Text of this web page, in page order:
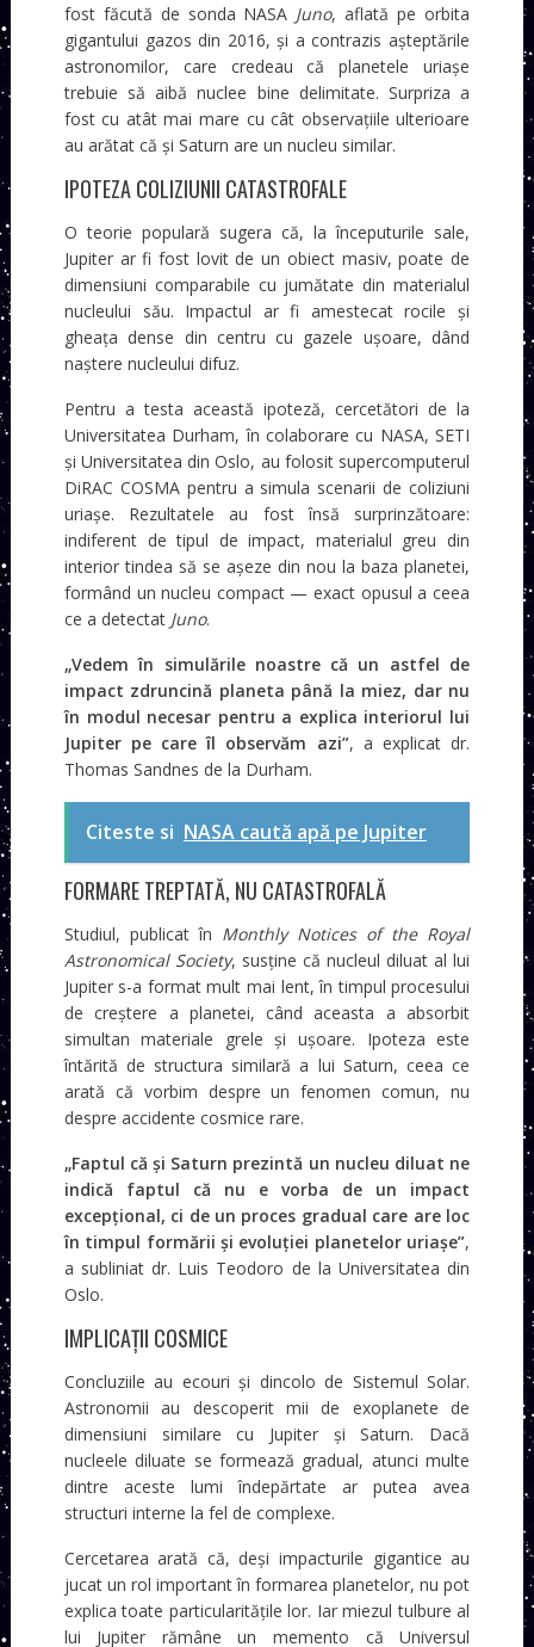
fost făcută de sonda NASA Juno, aflată pe orbita
gigantului gazos din 2016, și a contrazis așteptările
astronomilor, care credeau că planetele uriașe
trebuie să aibă nuclee bine delimitate. Surpriza a
fost cu atât mai mare cu cât observațiile ulterioare
au arătat că și Saturn are un nucleu similar.
IPOTEZA COLIZIUNII CATASTROFALE
O teorie populară sugera că, la începuturile sale,
Jupiter ar fi fost lovit de un obiect masiv, poate de
dimensiuni comparabile cu jumătate din materialul
nucleului său. Impactul ar fi amestecat rocile și
gheața dense din centru cu gazele ușoare, dând
naștere nucleului difuz.
Pentru a testa această ipoteză, cercetători de la
Universitatea Durham, în colaborare cu NASA, SETI
și Universitatea din Oslo, au folosit supercomputerul
DiRAC COSMA pentru a simula scenarii de coliziuni
uriașe. Rezultatele au fost însă surprinzătoare:
indiferent de tipul de impact, materialul greu din
interior tindea să se așeze din nou la baza planetei,
formând un nucleu compact — exact opusul a ceea
ce a detectat Juno.
„Vedem în simulările noastre că un astfel de
impact zdruncină planeta până la miez, dar nu
în modul necesar pentru a explica interiorul lui
Jupiter pe care îl observăm azi”, a explicat dr.
Thomas Sandnes de la Durham.
Citeste si NASA caută apă pe Jupiter
FORMARE TREPTATĂ, NU CATASTROFALĂ
Studiul, publicat în Monthly Notices of the Royal
Astronomical Society, susține că nucleul diluat al lui
Jupiter s-a format mult mai lent, în timpul procesului
de creștere a planetei, când aceasta a absorbit
simultan materiale grele și ușoare. Ipoteza este
întărită de structura similară a lui Saturn, ceea ce
arată că vorbim despre un fenomen comun, nu
despre accidente cosmice rare.
„Faptul că și Saturn prezintă un nucleu diluat ne
indică faptul că nu e vorba de un impact
excepțional, ci de un proces gradual care are loc
în timpul formării și evoluției planetelor uriașe”,
a subliniat dr. Luis Teodoro de la Universitatea din
Oslo.
IMPLICAȚII COSMICE
Concluziile au ecouri și dincolo de Sistemul Solar.
Astronomii au descoperit mii de exoplanete de
dimensiuni similare cu Jupiter și Saturn. Dacă
nucleele diluate se formează gradual, atunci multe
dintre aceste lumi îndepărtate ar putea avea
structuri interne la fel de complexe.
Cercetarea arată că, deși impacturile gigantice au
jucat un rol important în formarea planetelor, nu pot
explica toate particularitățile lor. Iar miezul tulbure al
lui Jupiter rămâne un memento că Universul